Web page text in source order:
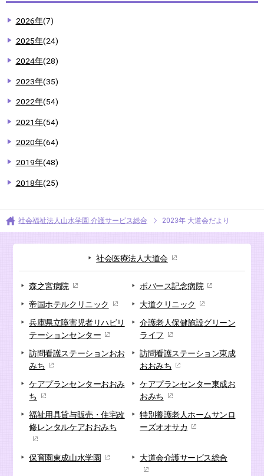
2026年(7)
2025年(24)
2024年(28)
2023年(35)
2022年(54)
2021年(54)
2020年(64)
2019年(48)
2018年(25)
社会福祉法人山水学園 介護サービス総合 2023年 大道会だより
社会医療法人大道会
森之宮病院
ボバース記念病院
帝国ホテルクリニック
大道クリニック
兵庫県立障害児者リハビリ
テーションセンター
介護老人保健施設グリーン
ライフ
訪問看護ステーションおお
みち
訪問看護ステーション東成
おおみち
ケアプランセンターおおみ
ち
ケアプランセンター東成お
おみち
福祉用具貸与販売・住宅改
修レンタルケアおおみち
特別養護老人ホームサンロ
ーズオオサカ
保育園東成山水学園 大道会介護サービス総合